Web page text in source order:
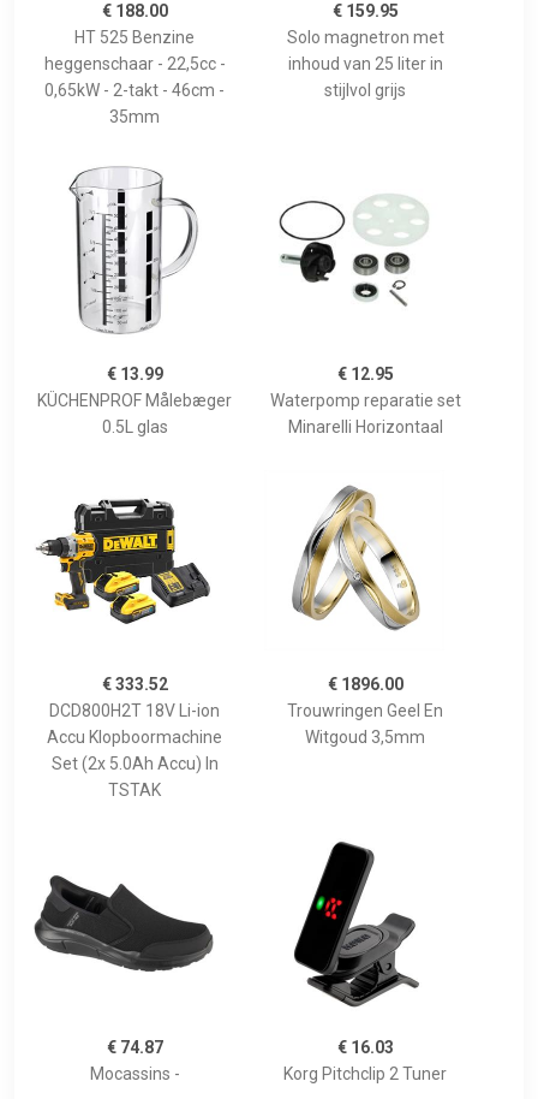
€ 188.00
HT 525 Benzine
heggenschaar - 22,5cc -
0,65kW - 2-takt - 46cm -
35mm
€ 159.95
Solo magnetron met
inhoud van 25 liter in
stijlvol grijs
€ 13.99
KÜCHENPROF Målebæger
0.5L glas
€ 12.95
Waterpomp reparatie set
Minarelli Horizontaal
€ 333.52
DCD800H2T 18V Li-ion
Accu Klopboormachine
Set (2x 5.0Ah Accu) In
TSTAK
€ 1896.00
Trouwringen Geel En
Witgoud 3,5mm
€ 74.87
Mocassins -
€ 16.03
Korg Pitchclip 2 Tuner